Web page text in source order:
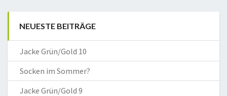
NEUESTE BEITRÄGE
Jacke Grün/Gold 10
Socken im Sommer?
Jacke Grün/Gold 9